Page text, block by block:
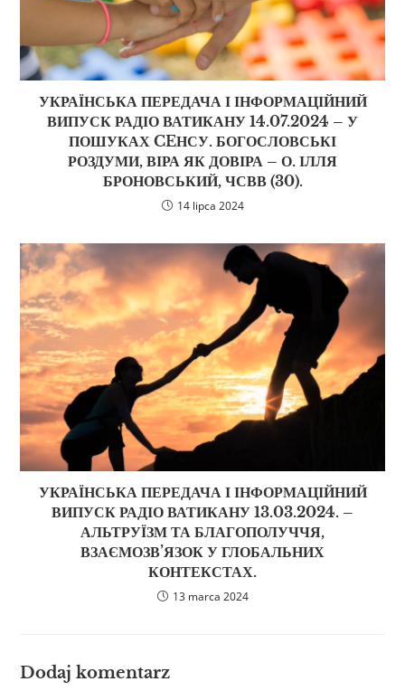
УКРАЇНСЬКА ПЕРЕДАЧА І ІНФОРМАЦІЙНИЙ
ВИПУСК РАДІО ВАТИКАНУ 14.07.2024 – У
ПОШУКАХ CEНСУ. БОГОСЛОВСЬКІ
РОЗДУМИ, ВІРА ЯК ДОВІРА – О. ІЛЛЯ
БРОНОВСЬКИЙ, ЧСВВ (30).
14 lipca 2024
УКРАЇНСЬКА ПЕРЕДАЧА І ІНФОРМАЦІЙНИЙ
ВИПУСК РАДІО ВАТИКАНУ 13.03.2024. –
АЛЬТРУЇЗМ ТА БЛАГОПОЛУЧЧЯ,
ВЗАЄМОЗВ’ЯЗОК У ГЛОБАЛЬНИХ
КОНТЕКСТАХ.
13 marca 2024
Dodaj komentarz